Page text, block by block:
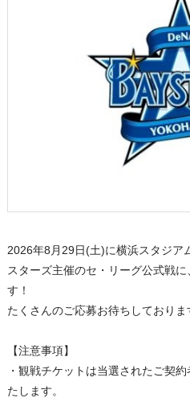
2026年8月29日(土)に横浜スタジア
スターズ主催のセ・リーグ公式戦
す！
たくさんのご応募お待ちしておりま
【注意事項】
・観戦チケットは当選されたご契
たします。